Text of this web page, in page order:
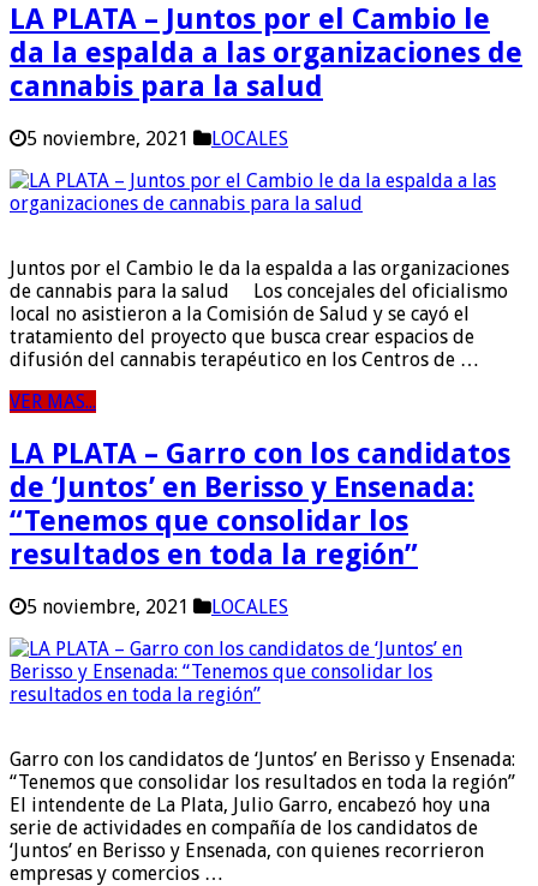
LA PLATA – Juntos por el Cambio le
da la espalda a las organizaciones de
cannabis para la salud
5 noviembre, 2021 LOCALES
Juntos por el Cambio le da la espalda a las organizaciones
de cannabis para la salud Los concejales del oficialismo
local no asistieron a la Comisión de Salud y se cayó el
tratamiento del proyecto que busca crear espacios de
difusión del cannabis terapéutico en los Centros de …
VER MAS...
LA PLATA – Garro con los candidatos
de ‘Juntos’ en Berisso y Ensenada:
“Tenemos que consolidar los
resultados en toda la región”
5 noviembre, 2021 LOCALES
Garro con los candidatos de ‘Juntos’ en Berisso y Ensenada:
“Tenemos que consolidar los resultados en toda la región”
El intendente de La Plata, Julio Garro, encabezó hoy una
serie de actividades en compañía de los candidatos de
‘Juntos’ en Berisso y Ensenada, con quienes recorrieron
empresas y comercios …